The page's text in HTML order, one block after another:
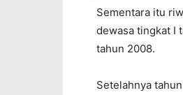
Sementara itu
dewasa tingkat I
tahun 2008.
Setelahnya